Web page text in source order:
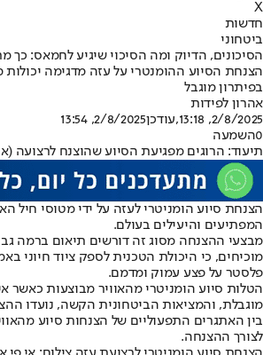
X
חדשות
ביטחוני
הסיכונים, הדיוק ומה הסיכוי שיגיע לחמאס:
הצנחת הסיוע ההומנטרי על עזה מדגימה
בפיתרון מוגבל
אהרון לפידות
2/8/2025, 13:18
,עודכן2/8/2025, 13:54
0השמעה
תיעוד: הרוגים מפגיעת הסיוע שהוצנח לרצועה
הצנחת סיוע הומניטרי לעזה על ידי מטוסי חיל
המפתיעים והיעילים בעולם.
מוכיחים, כי היכולת הטכנית לספק ציוד חיוני
פלסטר על פצע עמוק ומדמם.
הטלות סיוע הומניטרי מהאוויר מבוצעות
מוגבלת, והמציאות הביטחונית הקשה, נועדו
בין האתגרים התפעוליים של הצנחות סיוע
לצורך ההצנחה.